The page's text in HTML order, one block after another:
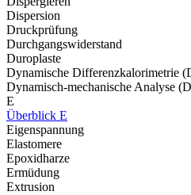
Dispersion
Druckprüfung
Durchgangswiderstand
Duroplaste
Dynamische Differenzkalorimetrie
Dynamisch-mechanische Analyse
E
Überblick E
Eigenspannung
Elastomere
Epoxidharze
Ermüdung
Extrusion